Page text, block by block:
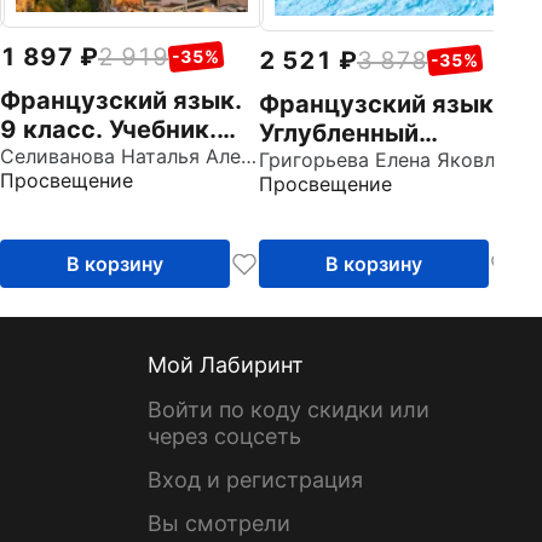
1 897 2 919 -35%
Французский язык.
9 класс. Учебник.
Второй иностранный
язык. ФГОС
Селиванова Наталья Алексеевна
Просвещение
В корзину
2 521 3 878 -35%
Французский язык.
Углубленный
уровень. 9 класс.
Учебник. ФГОС
Просвещение
В корзину
Мой Лабиринт
Войти по коду скидки или
через соцсеть
Вход и регистрация
Вы смотрели